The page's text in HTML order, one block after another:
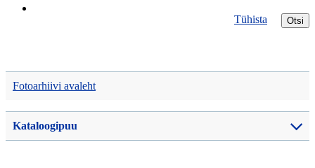
Otsi
Tühista
Fotoarhiivi avaleht
Kataloogipuu